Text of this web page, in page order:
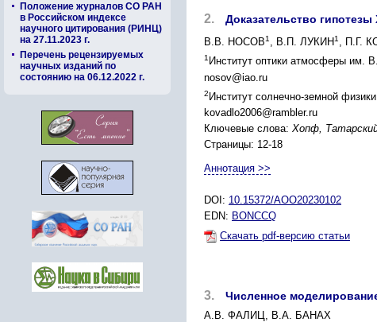
Положение журналов СО РАН
в Российском индексе
научного цитирования (РИНЦ)
на 27.11.2023 г.
Перечень рецензируемых
научных изданий по
состоянию на 06.12.2022 г.
2. Доказательство
В.В. НОСОВ1 , В.П. ЛУКИН1 , П.Г.
1 Институт оптики атмосферы им.
nosov@iao.ru
2 Институт солнечно-земной
kovadlo2006@rambler.ru
Ключевые слова: Хопф,
Страницы: 12-18
Аннотация >>
DOI: 10.15372/AOO20230102
EDN: BONCCQ
Скачать pdf-версию статьи
3. Численное
А.В. ФАЛИЦ, В.А. БАНАХ